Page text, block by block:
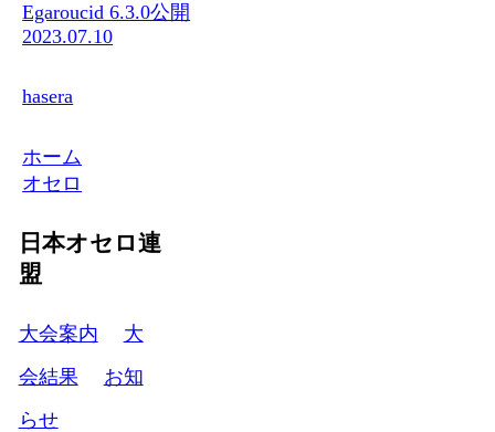
Egaroucid 6.3.0公開
2023.07.10
hasera
ホーム
オセロ
日本オセロ連
盟
大会案内
大
会結果
お知
らせ